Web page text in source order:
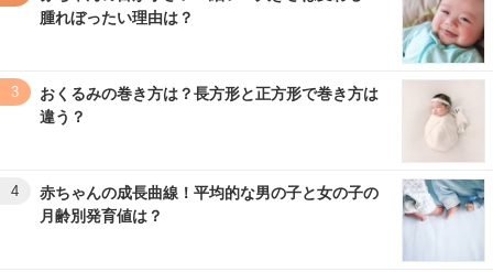
腫れぼったい理由は？
3
おくるみの巻き方は？長方形と正方形で巻き方は
違う？
4
赤ちゃんの成長曲線！平均的な男の子と女の子の
月齢別発育値は？